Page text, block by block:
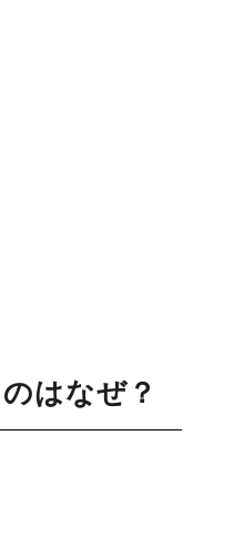
はなぜ？